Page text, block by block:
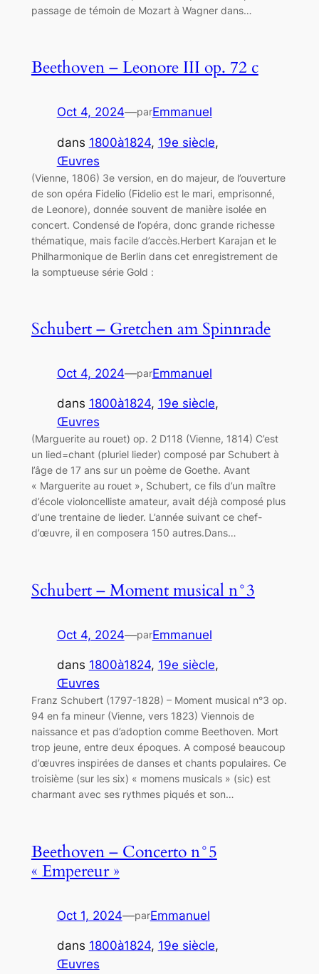
passage de témoin de Mozart à Wagner dans…
Beethoven – Leonore III op. 72 c
Oct 4, 2024—parEmmanuel
dans 1800à1824, 19e siècle
Œuvres
(Vienne, 1806) 3e version, en do majeur, de l’ouverture
de son opéra Fidelio (Fidelio est le mari, emprisonné,
de Leonore), donnée souvent de manière isolée en
concert. Condensé de l’opéra, donc grande richesse
thématique, mais facile d’accès.Herbert Karajan et le
Philharmonique de Berlin dans cet enregistrement de
la somptueuse série Gold :
Schubert – Gretchen am Spinnrade
Oct 4, 2024—parEmmanuel
dans 1800à1824, 19e siècle
Œuvres
(Marguerite au rouet) op. 2 D118 (Vienne, 1814) C’est
un lied=chant (pluriel lieder) composé par Schubert à
l’âge de 17 ans sur un poème de Goethe. Avant
« Marguerite au rouet », Schubert, ce fils d’un maître
d’école violoncelliste amateur, avait déjà composé plus
d’une trentaine de lieder. L’année suivant ce chef-
d’œuvre, il en composera 150 autres.Dans…
Schubert – Moment musical n°3
Oct 4, 2024—parEmmanuel
dans 1800à1824, 19e siècle
Œuvres
Franz Schubert (1797-1828) – Moment musical n°3 op.
94 en fa mineur (Vienne, vers 1823) Viennois de
naissance et pas d’adoption comme Beethoven. Mort
trop jeune, entre deux époques. A composé beaucoup
d’œuvres inspirées de danses et chants populaires. Ce
troisième (sur les six) « momens musicals » (sic) est
charmant avec ses rythmes piqués et son…
Beethoven – Concerto n°5
« Empereur »
Oct 1, 2024—parEmmanuel
dans 1800à1824, 19e siècle
Œuvres